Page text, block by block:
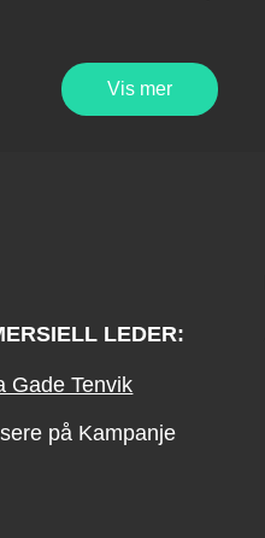
Vis mer
LEDER:
Gade Tenvik
på Kampanje